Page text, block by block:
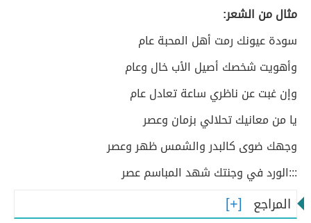
مثال من الشعر:
سودة عيونك رمت أهل المحبة عام
وأهويت شخصك أصيل الأب خال وعام
وإن غبت عن ناظري ساعة تعادل عام
يا من معانيك تحلالي بزمان وعصر
وجهك ضوى كالبدر والشمس ظهر وعصر
:::الورد في وجنتك شهد المباسم عصر
المراجع